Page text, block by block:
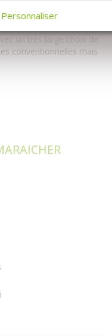
conventionnel mais
un très large choix de
conventionnelles mais
Personnaliser